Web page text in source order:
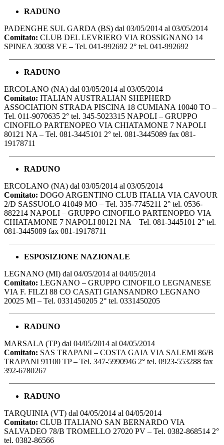
RADUNO
PADENGHE SUL GARDA (BS) dal 03/05/2014 al 03/05/2014
Comitato: CLUB DEL LEVRIERO VIA ROSSIGNANO 14
SPINEA 30038 VE – Tel. 041-992692 2° tel. 041-992692
RADUNO
ERCOLANO (NA) dal 03/05/2014 al 03/05/2014
Comitato: ITALIAN AUSTRALIAN SHEPHERD
ASSOCIATION STRADA PISCINA 18 CUMIANA 10040 TO –
Tel. 011-9070635 2° tel. 345-5023315 NAPOLI – GRUPPO
CINOFILO PARTENOPEO VIA CHIATAMONE 7 NAPOLI
80121 NA – Tel. 081-3445101 2° tel. 081-3445089 fax 081-
19178711
RADUNO
ERCOLANO (NA) dal 03/05/2014 al 03/05/2014
Comitato: DOGO ARGENTINO CLUB ITALIA VIA CAVOUR
2/D SASSUOLO 41049 MO – Tel. 335-7745211 2° tel. 0536-
882214 NAPOLI – GRUPPO CINOFILO PARTENOPEO VIA
CHIATAMONE 7 NAPOLI 80121 NA – Tel. 081-3445101 2° tel.
081-3445089 fax 081-19178711
ESPOSIZIONE NAZIONALE
LEGNANO (MI) dal 04/05/2014 al 04/05/2014
Comitato: LEGNANO – GRUPPO CINOFILO LEGNANESE
VIA F. FILZI 88 CO CASATI GIANSANDRO LEGNANO
20025 MI – Tel. 0331450205 2° tel. 0331450205
RADUNO
MARSALA (TP) dal 04/05/2014 al 04/05/2014
Comitato: SAS TRAPANI – COSTA GAIA VIA SALEMI 86/B
TRAPANI 91100 TP – Tel. 347-5990946 2° tel. 0923-553288 fax
392-6780267
RADUNO
TARQUINIA (VT) dal 04/05/2014 al 04/05/2014
Comitato: CLUB ITALIANO SAN BERNARDO VIA
SALVADEO 78/B TROMELLO 27020 PV – Tel. 0382-868514 2°
tel. 0382-86566